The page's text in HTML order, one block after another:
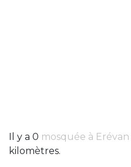
Il y a 0 mosquée à Erévan
kilomètres.